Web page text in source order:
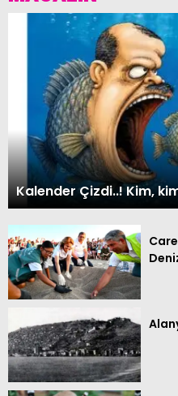
Kalender Çizdi..! Kim,